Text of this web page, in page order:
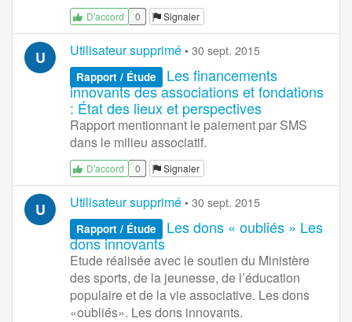
D'accord 0 Signaler
U Utilisateur supprimé • 30 sept. 2015
Rapport / Étude
Les financements
innovants des associations et fondations
: État des lieux et perspectives
Rapport mentionnant le paiement par SMS
dans le milieu associatif.
D'accord 0 Signaler
U Utilisateur supprimé • 30 sept. 2015
Rapport / Étude
Les dons « oubliés » Les
dons innovants
Etude réalisée avec le soutien du Ministère
des sports, de la jeunesse, de l’éducation
populaire et de la vie associative. Les dons
«oubliés». Les dons innovants.